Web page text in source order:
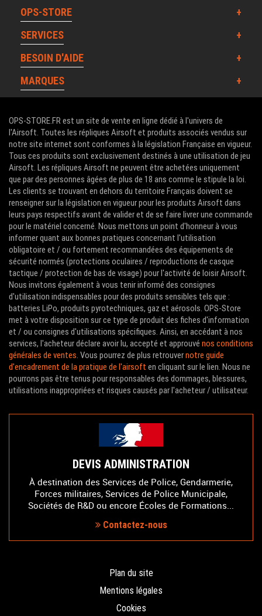
OPS-STORE
SERVICES
BESOIN D'AIDE
MARQUES
OPS-STORE.FR est un site de vente en ligne dédié à l'univers de
l'Airsoft. Toutes les répliques Airsoft et produits associés vendus sur
notre site internet sont conformes à la législation Française en vigueur.
Tous ces produits sont exclusivement destinés à une utilisation de jeu
Airsoft. Les répliques Airsoft ne peuvent être achetées uniquement
que par des personnes âgées de plus de 18 ans comme le stipule la loi.
Les clients se trouvant en dehors du territoire Français doivent se
renseigner sur la législation en vigueur pour les produits Airsoft dans
leurs pays respectifs avant de valider et de se faire livrer une commande
pour le matériel concerné. Nous mettons un point d'honneur à vous
informer quant aux bonnes pratiques concernant l'utilisation
obligatoire et / ou fortement recommandées des équipements de
sécurité normés (protections oculaires / reproductions de casque
tactique / protection de bas de visage) pour l'activité de loisir Airsoft.
Nous invitons également à vous tenir informé des consignes
d'utilisation indispensables pour des produits sensibles tels que :
batteries LiPo, produits pyrotechniques, gaz et aérosols. OPS-Store
met à votre disposition sur ce type de produit des fiches d'information
et / ou consignes d'utilisations spécifiques. Ainsi, en accédant à nos
services, l'acheteur déclare avoir lu, accepté et approuvé nos conditions
générales de ventes. Vous pourrez de plus retrouvernotre guide
d'encadrement de la pratique de l'airsoft en cliquant sur le lien. Nous ne
pourrons pas être tenus pour responsables des dommages, blessures,
utilisations inappropriées et risques causés par l'acheteur / utilisateur.
DEVIS ADMINISTRATION
À destination des Services de Police, Gendarmerie,
Forces militaires, Services de Police Municipale,
Sociétés de R&D ou encore Écoles de Formations...
Contactez-nous
Plan du site
Mentions légales
Cookies